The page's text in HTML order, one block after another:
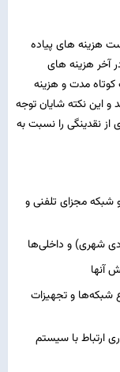
هزینه های پیاده
آخر هزینه های
کوتاه مدت و هزینه
و این نکته شایان توجه
نقدینگی را نسبت به
شبکه مجزای تلفنی و
شهری) و داخلی‌ها
آنها
شبکه‌ها و تجهیزات
ارتباط با سیستم